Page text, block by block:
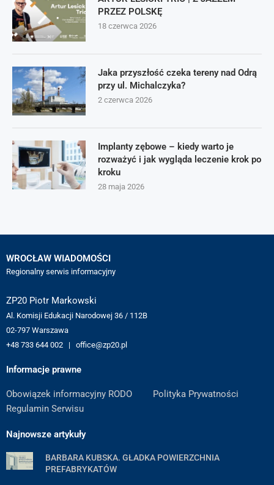
PRZEZ POLSKĘ
18 czerwca 2026
Jaka przyszłość czeka tereny nad Odrą
przy ul. Michalczyka?
2 czerwca 2026
Implanty zębowe – kiedy warto je
rozważyć i jak wygląda leczenie krok po
kroku
28 maja 2026
WROCŁAW WIADOMOŚCI
Regionalny serwis informacyjny
ZP20 Piotr Markowski
Al. Komisji Edukacji Narodowej 36 / 112B
02-797 Warszawa
+48 733 644 002 | office@zp20.pl
Informacje prawne
Obowiązek informacyjny RODO
Polityka Prywatności
Regulamin Serwisu
Najnowsze artykuły
BARBARA KUBSKA. GŁADKA POWIERZCHNIA
PREFABRYKATÓW